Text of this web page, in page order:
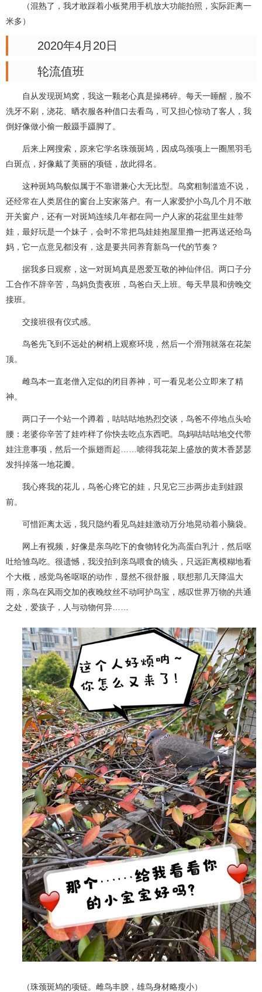
（混熟了，我才敢踩着小板凳用手机放大功能拍照，实际距离一
米多）
2020年4月20日
轮流值班
自从发现斑鸠窝，我这一颗老心真是操稀碎。每天一睡醒，脸不
洗牙不刷，浇花、晒衣服各种借口去看鸟，可又担心惊动了客人，我
倒好像做小偷一般蹑手蹑脚了。
后来上网搜索，原来它学名珠颈斑鸠，因成鸟颈项上一圈黑羽毛
白斑点，好像戴了美丽的项链，故此得名。
这种斑鸠鸟貌似属于不靠谱兼心大无比型。鸟窝粗制滥造不说，
还经常在人类居住的窗台上安家落户。有一人家爱护小鸟几个月不敢
开关窗户，还有一对斑鸠连续几年都在同一户人家的花盆里生娃带
娃，最好玩是一个妹子，会时不常把鸟娃娃抱屋里撸一把再送还给鸟
妈，它一点意见都没有，这是要共同养育新鸟一代的节奏？
据我多日观察，这一对斑鸠真是恩爱互敬的神仙伴侣。两口子分
工合作不辞辛苦，鸟妈负责夜班，鸟爸白天上班。每天早晨和傍晚交
接班。
交接班很有仪式感。
鸟爸先飞到不远处的树梢上观察环境，然后一个滑翔就落在花架
顶。
雌鸟本一直老僧入定似的闭目养神，可一看见老公立即来了精
神。
两口子一个站一个蹲着，咕咕咕地热烈交谈，鸟爸不停地点头哈
腰：老婆你辛苦了娃咋样了你快去吃点东西吧。鸟妈咕咕咕地交代带
娃注意事项，然后一个振翅而起……唬得我花架上盛放的黄木香瑟瑟
发抖掉落一地花瓣。
我心疼我的花儿，鸟爸心疼它的娃，只见它三步两步走到娃跟
前。
可惜距离太远，我只隐约看见鸟娃娃激动万分地晃动着小脑袋。
网上有视频，好像是亲鸟吃下的食物转化为高蛋白乳汁，然后呕
吐给雏鸟吃。很遗憾，我没拍到亲鸟喂食的镜头，只远距离模糊地看
个大概，感觉鸟爸呕呕的动作，显然不很舒服，联想那几天降温大
雨，亲鸟在风雨交加的夜晚纹丝不动呵护鸟宝，感叹世界万物的共通
之处，爱孩子，人与动物何异……
（珠颈斑鸠的项链。雌鸟丰腴，雄鸟身材略瘦小）